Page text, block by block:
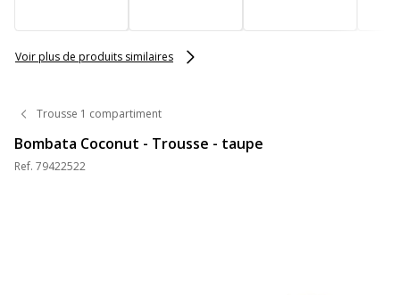
couleurs -
Voir plus de produits similaires
Trousse 1 compartiment
Bombata Coconut - Trousse - taupe
Ref. 79422522